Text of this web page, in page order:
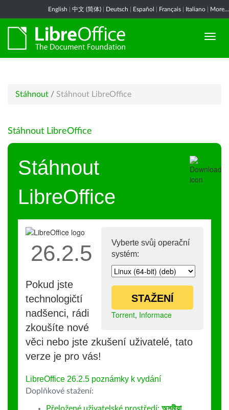
English 中文 (简体) Deutsch Español Français Italiano More...
Stáhnout / Stáhnout LibreOffice
Stáhnout LibreOffice
Stáhnout
LibreOffice
Vyberte svůj operační
systém:
STAŽENÍ
Torrent, Informace
26.2.5
Pokud jste
technologičtí
nadšenci, rádi
zkoušíte nové
věci nebo jste zkušení uživatelé, tato
verze je pro vás!
LibreOffice 26.2.5 poznámky k vydání
Doplňkové stažení: